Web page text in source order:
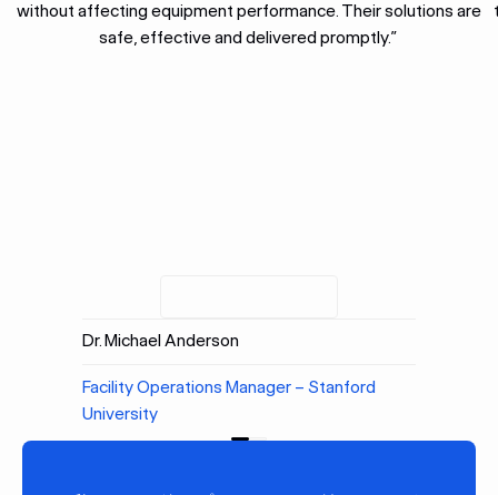
without affecting equipment performance. Their solutions are
safe, effective and delivered promptly.”
Dr. Michael Anderson
Facility Operations Manager – Stanford
University